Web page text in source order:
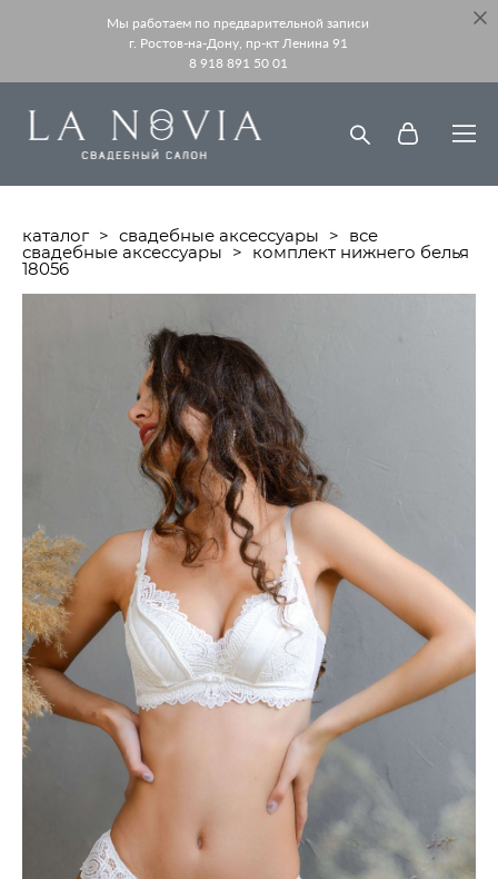
Мы работаем по предварительной записи
г. Ростов-на-Дону, пр-кт Ленина 91
8 918 891 50 01
каталог > свадебные аксессуары >
все
свадебные аксессуары
>
комплект нижнего белья
18056